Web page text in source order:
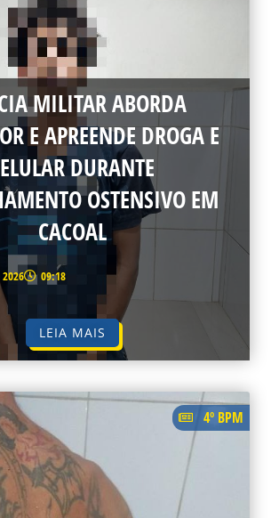
MILITAR ABORDA
E APREENDE DROGA E
DURANTE
OSTENSIVO EM
CACOAL
09:18
LEIA MAIS
4º BPM